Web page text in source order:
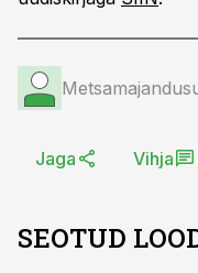
Jaga Vihja
SEOTUD